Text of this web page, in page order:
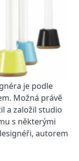
je podle
Možná právě
a založil studio
s některými
autorem